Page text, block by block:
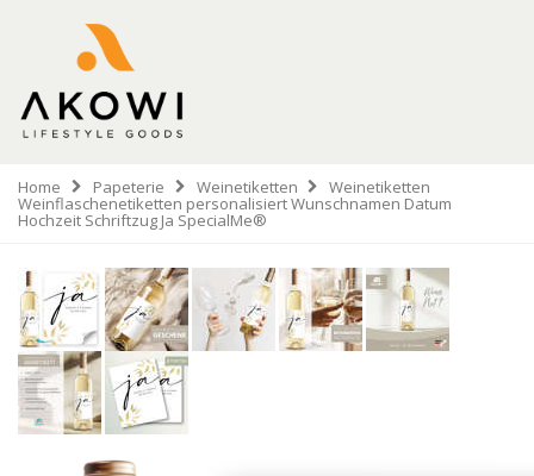
Home Papeterie Weinetiketten Weinetiketten
Weinflaschenetiketten personalisiert Wunschnamen Datum
Hochzeit Schriftzug Ja SpecialMe®